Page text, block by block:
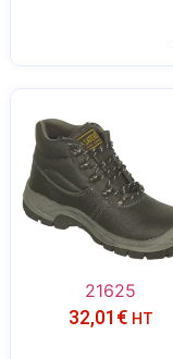
21625
32,01 € HT